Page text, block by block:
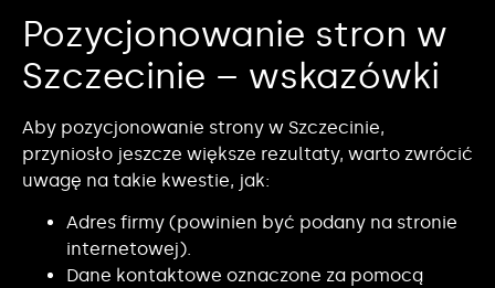
Pozycjonowanie stron w
Szczecinie – wskazówki
Aby pozycjonowanie strony w Szczecinie,
przyniosło jeszcze większe rezultaty, warto zwrócić
uwagę na takie kwestie, jak:
Adres firmy (powinien być podany na stronie
internetowej).
Dane kontaktowe oznaczone za pomocą